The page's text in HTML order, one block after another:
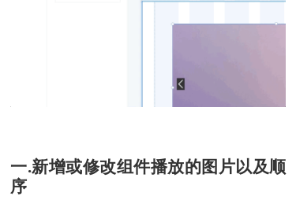
一.新增或修改组件播放的图片以及顺
序